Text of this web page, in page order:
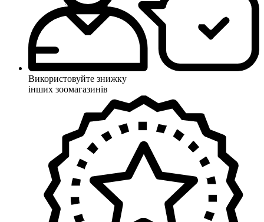
Використовуйте знижку
інших зоомагазинів